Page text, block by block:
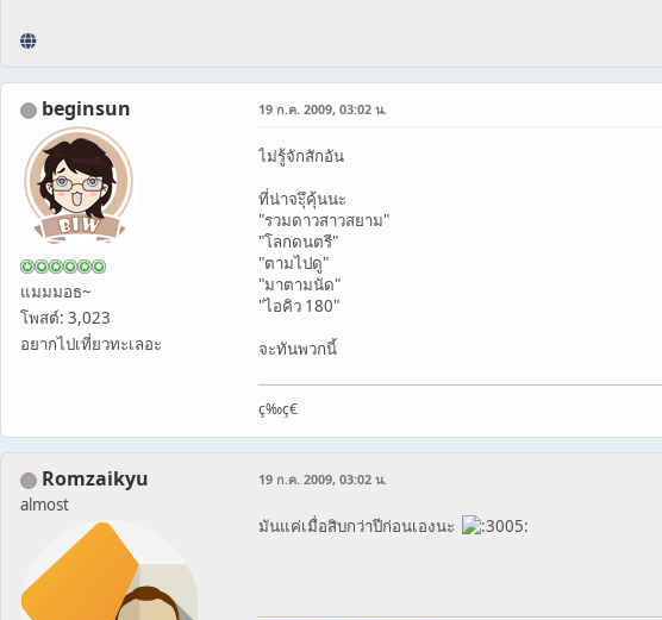
beginsun
แมมมอธ~
โพสต์: 3,023
อยากไปเที่ยวทะเลอะ
19 ก.ค. 2009, 03:02 น.
ไม่รู้จักสักอัน
ที่น่าจะึุคุ้นนะ
"รวมดาวสาวสยาม"
"โลกดนตรี"
"ตามไปดู"
"มาตามนัด"
"ไอคิว 180"
จะทันพวกนี้
ç­‰ç€
Romzaikyu
almost
19 ก.ค. 2009, 03:02 น.
มันแค่เมื่อสิบกว่าปีก่อนเองนะ